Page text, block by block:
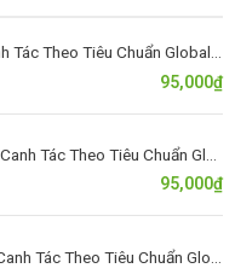
Theo Tiêu Chuẩn GlobalGAP
95,000₫
Theo Tiêu Chuẩn GlobalGAP
95,000₫
Theo Tiêu Chuẩn GlobalGAP